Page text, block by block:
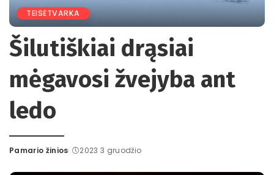
TEISĖTVARKA
Šilutiškiai drąsiai
mėgavosi žvejyba ant
ledo
Posted
Pamario žinios 2023 3 gruodžio